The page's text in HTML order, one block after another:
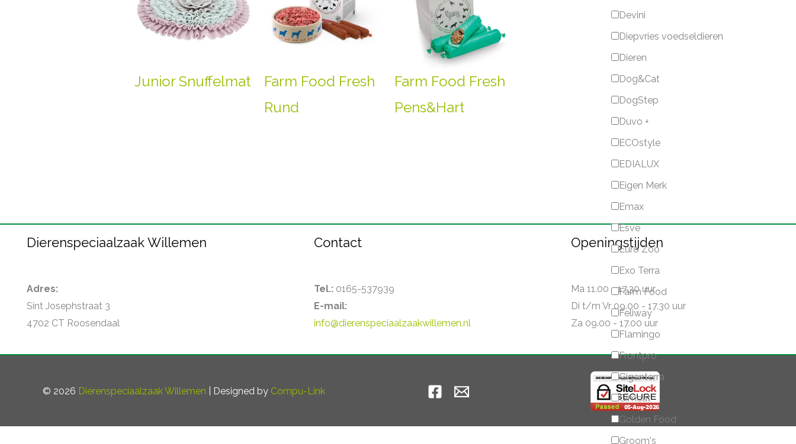
Junior Snuffelmat
Farm Food Fresh
Rund
Farm Food Fresh
Pens&Hart
Devini
Diepvries voedseldieren
Dieren
Dog&Cat
DogStep
Duvo +
ECOstyle
EDIALUX
Eigen Merk
Emax
Esve
Euro Zoo
Exo Terra
Farm Food
Feliway
Flamingo
Frontpro
Giganterra
Gimcat
Golden Food
Groom's
Dierenspeciaalzaak Willemen
Adres:
Sint Josephstraat 3
4702 CT Roosendaal
Contact
Tel.:0165-537939
E-mail:
info@dierenspeciaalzaakwillemen.nl
Openingstijden
Ma 11.00 - 17.30 uur
Di t/m Vr 09.00 - 17.30 uur
Za 09.00 - 17.00 uur
© 2026 Dierenspeciaalzaak Willemen | Designed by Compu-Link